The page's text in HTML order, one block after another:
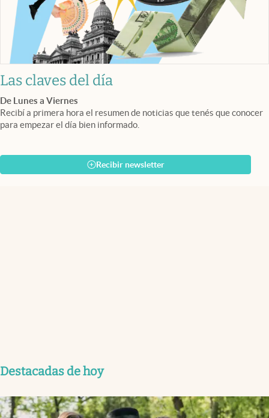
Las claves del día
De Lunes a Viernes
Recibí a primera hora el resumen de noticias que tenés que conocer
para empezar el día bien informado.
Recibir newsletter
Destacadas de hoy